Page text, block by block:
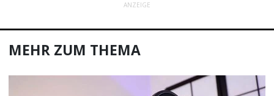
ANZEIGE
MEHR ZUM THEMA